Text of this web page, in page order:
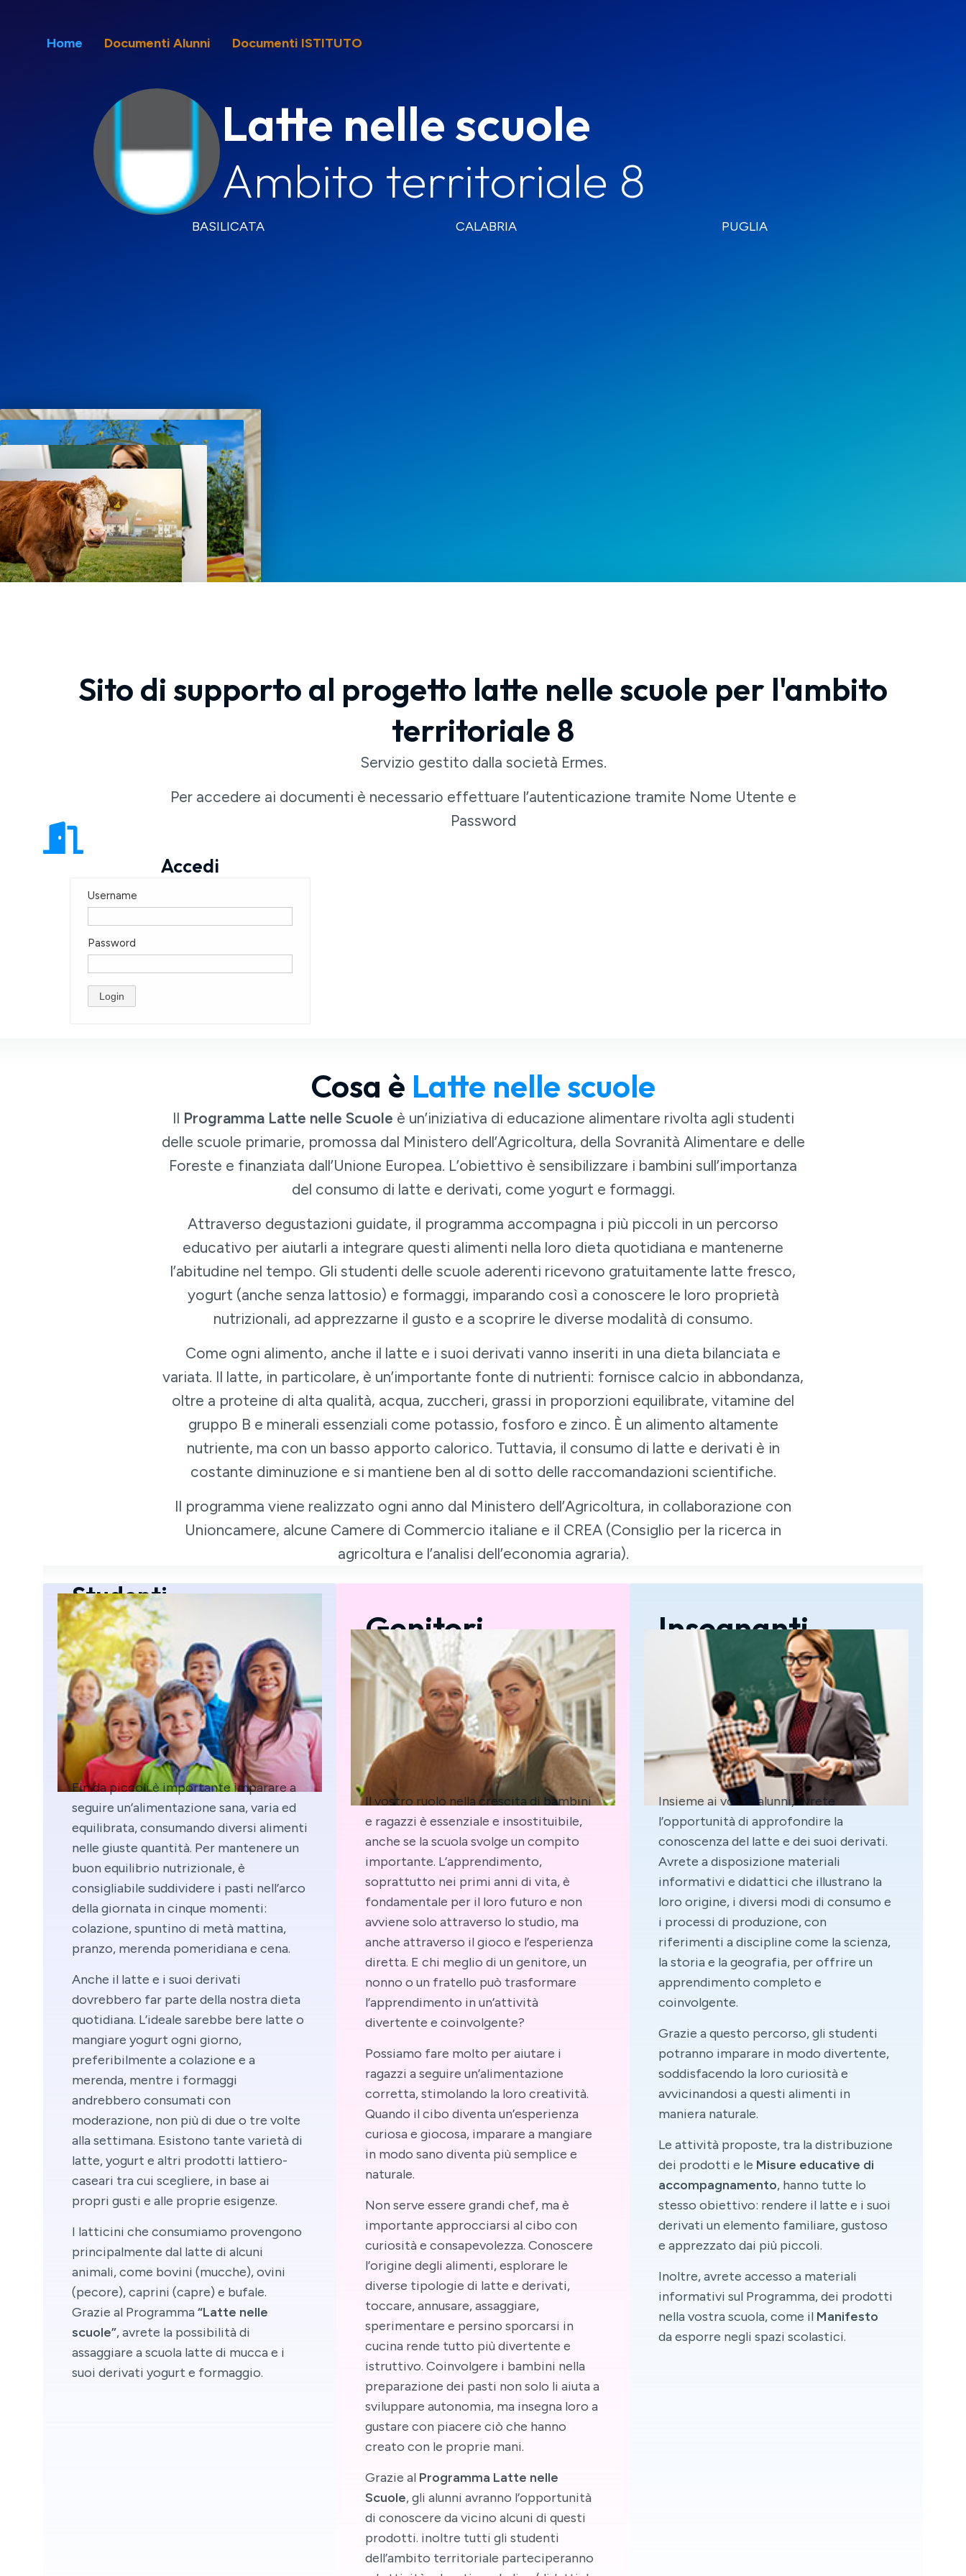
Home Documenti Alunni Documenti ISTITUTO
Latte nelle scuole
Ambito territoriale 8
BASILICATA CALABRIA PUGLIA
Sito di supporto al progetto latte nelle scuole per l'ambito
territoriale 8
Servizio gestito dalla società Ermes.
Per accedere ai documenti è necessario effettuare l’autenticazione tramite Nome Utente e
Password
Accedi
Username
Password
Login
Cosa è Latte nelle scuole
Il Programma Latte nelle Scuole è un’iniziativa di educazione alimentare rivolta agli studenti
delle scuole primarie, promossa dal Ministero dell’Agricoltura, della Sovranità Alimentare e delle
Foreste e finanziata dall’Unione Europea. L’obiettivo è sensibilizzare i bambini sull’importanza
del consumo di latte e derivati, come yogurt e formaggi.
Attraverso degustazioni guidate, il programma accompagna i più piccoli in un percorso
educativo per aiutarli a integrare questi alimenti nella loro dieta quotidiana e mantenerne
l’abitudine nel tempo. Gli studenti delle scuole aderenti ricevono gratuitamente latte fresco,
yogurt (anche senza lattosio) e formaggi, imparando così a conoscere le loro proprietà
nutrizionali, ad apprezzarne il gusto e a scoprire le diverse modalità di consumo.
Come ogni alimento, anche il latte e i suoi derivati vanno inseriti in una dieta bilanciata e
variata. Il latte, in particolare, è un’importante fonte di nutrienti: fornisce calcio in abbondanza,
oltre a proteine di alta qualità, acqua, zuccheri, grassi in proporzioni equilibrate, vitamine del
gruppo B e minerali essenziali come potassio, fosforo e zinco. È un alimento altamente
nutriente, ma con un basso apporto calorico. Tuttavia, il consumo di latte e derivati è in
costante diminuzione e si mantiene ben al di sotto delle raccomandazioni scientifiche.
Il programma viene realizzato ogni anno dal Ministero dell’Agricoltura, in collaborazione con
Unioncamere, alcune Camere di Commercio italiane e il CREA (Consiglio per la ricerca in
agricoltura e l’analisi dell’economia agraria).
Studenti
Fin da piccoli è importante imparare a
seguire un’alimentazione sana, varia ed
equilibrata, consumando diversi alimenti
nelle giuste quantità. Per mantenere un
buon equilibrio nutrizionale, è
consigliabile suddividere i pasti nell’arco
della giornata in cinque momenti:
colazione, spuntino di metà mattina,
pranzo, merenda pomeridiana e cena.
Anche il latte e i suoi derivati
dovrebbero far parte della nostra dieta
quotidiana. L’ideale sarebbe bere latte o
mangiare yogurt ogni giorno,
preferibilmente a colazione e a
merenda, mentre i formaggi
andrebbero consumati con
moderazione, non più di due o tre volte
alla settimana. Esistono tante varietà di
latte, yogurt e altri prodotti lattiero-
caseari tra cui scegliere, in base ai
propri gusti e alle proprie esigenze.
I latticini che consumiamo provengono
principalmente dal latte di alcuni
animali, come bovini (mucche), ovini
(pecore), caprini (capre) e bufale.
Grazie al Programma“Latte nelle
scuole”, avrete la possibilità di
assaggiare a scuola latte di mucca e i
suoi derivati yogurt e formaggio.
Genitori
Il vostro ruolo nella crescita di bambini
e ragazzi è essenziale e insostituibile,
anche se la scuola svolge un compito
importante. L’apprendimento,
soprattutto nei primi anni di vita, è
fondamentale per il loro futuro e non
avviene solo attraverso lo studio, ma
anche attraverso il gioco e l’esperienza
diretta. E chi meglio di un genitore, un
nonno o un fratello può trasformare
l’apprendimento in un’attività
divertente e coinvolgente?
Possiamo fare molto per aiutare i
ragazzi a seguire un’alimentazione
corretta, stimolando la loro creatività.
Quando il cibo diventa un’esperienza
curiosa e giocosa, imparare a mangiare
in modo sano diventa più semplice e
naturale.
Non serve essere grandi chef, ma è
importante approcciarsi al cibo con
curiosità e consapevolezza. Conoscere
l’origine degli alimenti, esplorare le
diverse tipologie di latte e derivati,
toccare, annusare, assaggiare,
sperimentare e persino sporcarsi in
cucina rende tutto più divertente e
istruttivo. Coinvolgere i bambini nella
preparazione dei pasti non solo li aiuta a
sviluppare autonomia, ma insegna loro a
gustare con piacere ciò che hanno
creato con le proprie mani.
Grazie al Programma Latte nelle
Scuole, gli alunni avranno l’opportunità
di conoscere da vicino alcuni di questi
prodotti. inoltre tutti gli studenti
dell’ambito territoriale parteciperanno
Insegnanti
Insieme ai vostri alunni, avrete
l’opportunità di approfondire la
conoscenza del latte e dei suoi derivati.
Avrete a disposizione materiali
informativi e didattici che illustrano la
loro origine, i diversi modi di consumo e
i processi di produzione, con
riferimenti a discipline come la scienza,
la storia e la geografia, per offrire un
apprendimento completo e
coinvolgente.
Grazie a questo percorso, gli studenti
potranno imparare in modo divertente,
soddisfacendo la loro curiosità e
avvicinandosi a questi alimenti in
maniera naturale.
Le attività proposte, tra la distribuzione
dei prodotti e le Misure educative di
accompagnamento, hanno tutte lo
stesso obiettivo: rendere il latte e i suoi
derivati un elemento familiare, gustoso
e apprezzato dai più piccoli.
Inoltre, avrete accesso a materiali
informativi sul Programma, dei prodotti
nella vostra scuola, come il Manifesto
da esporre negli spazi scolastici.